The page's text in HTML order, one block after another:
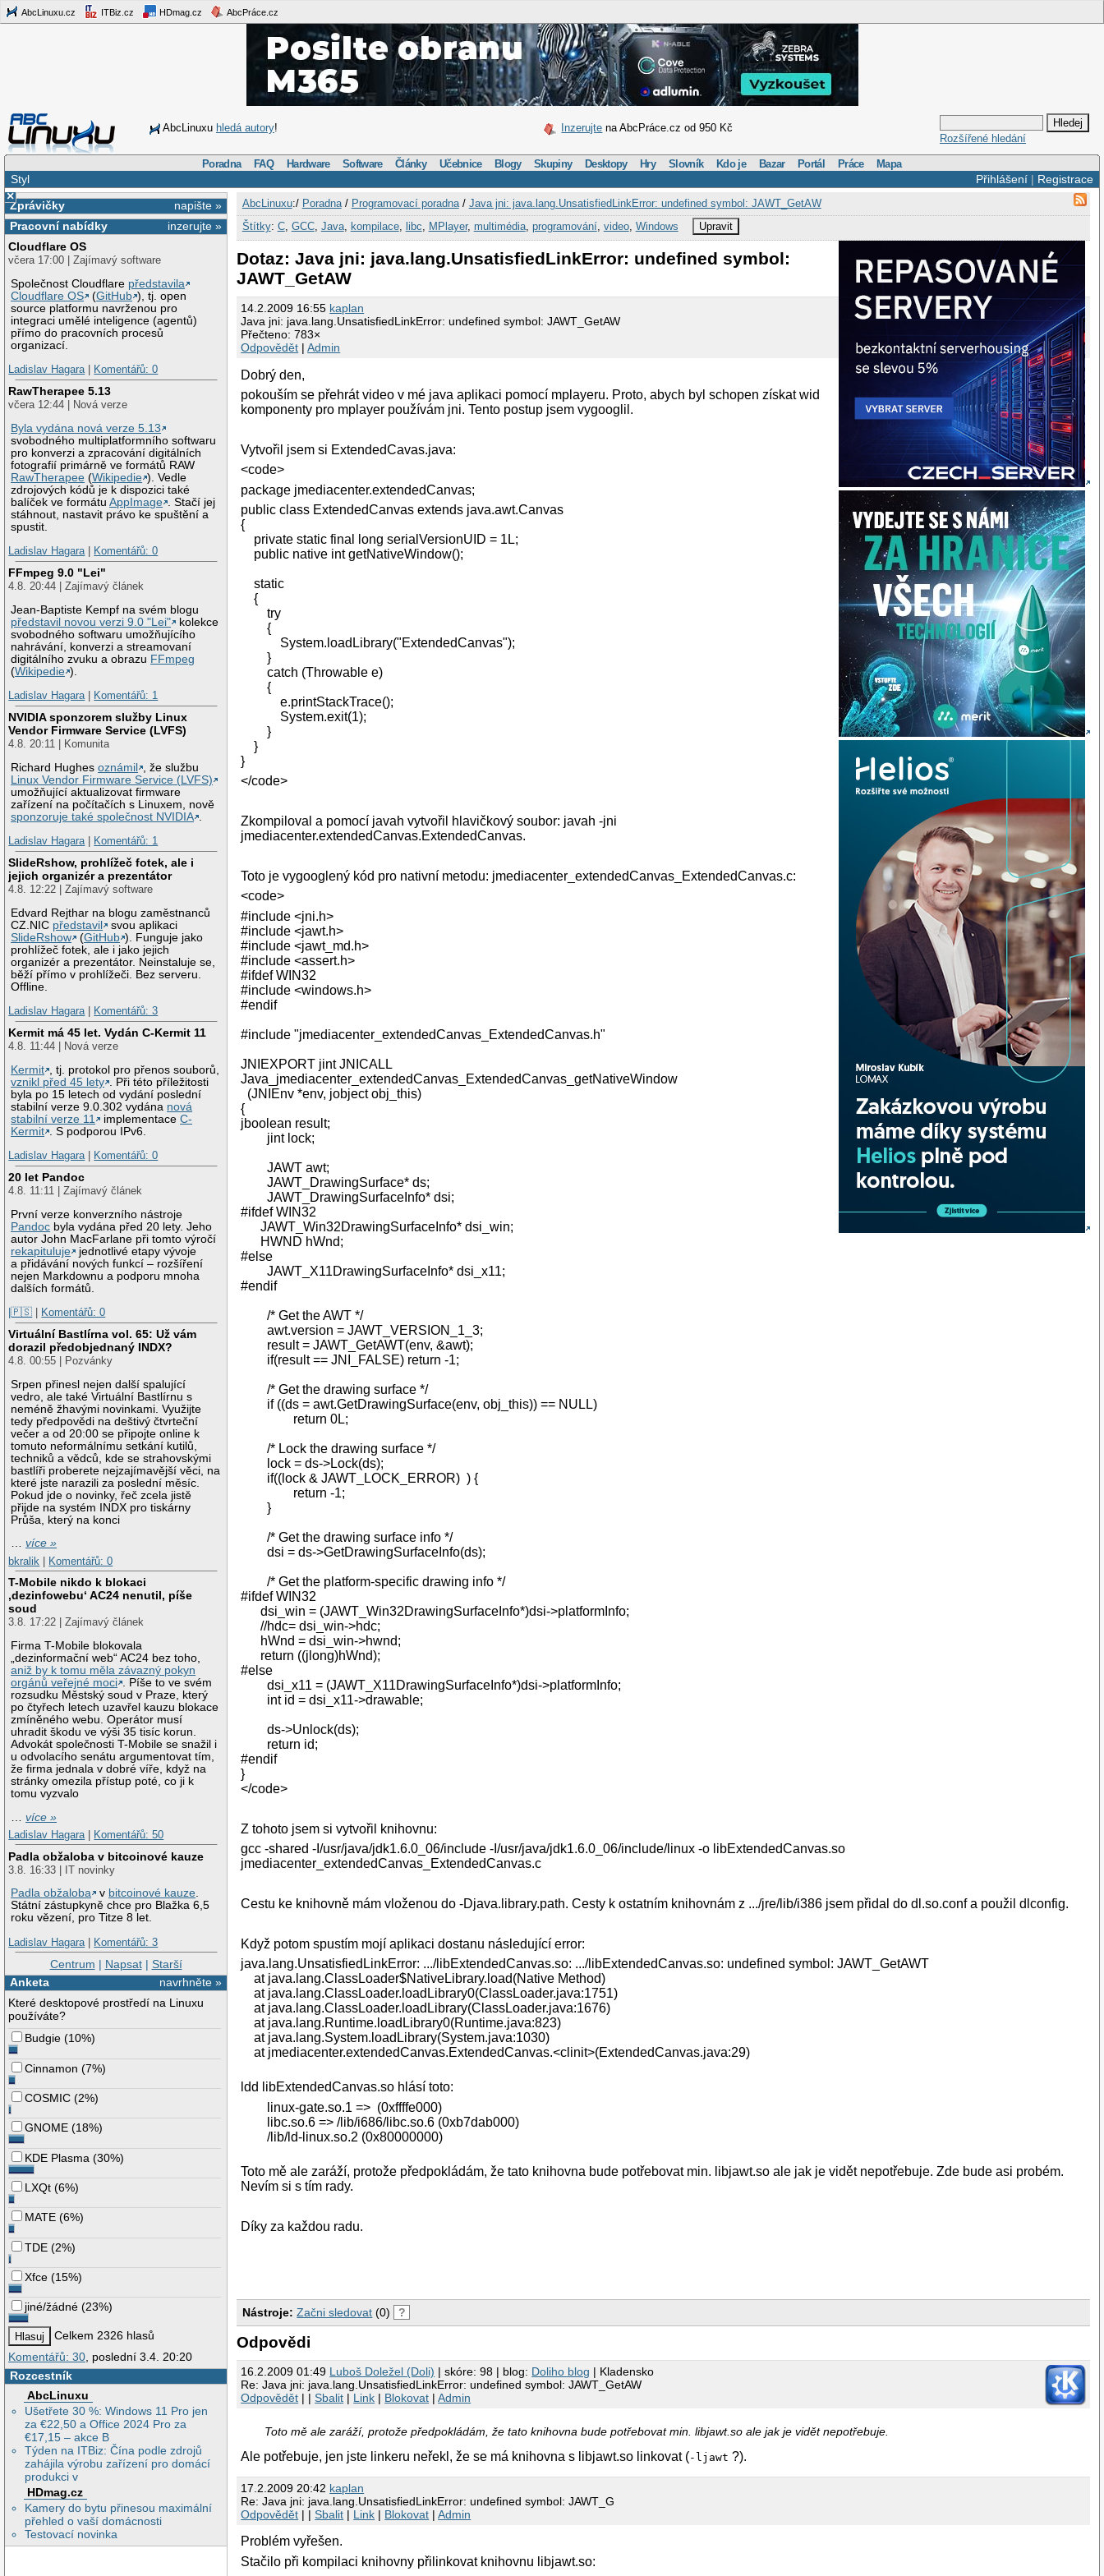
AbcLinuxu.cz ITBiz.cz HDmag.cz AbcPráce.cz
AbcLinuxu hledá autory! Inzerujte na AbcPráce.cz od 950 Kč
Rozšířené hledání
Poradna FAQ Hardware Software Články Učebnice Blogy Skupiny Desktopy Hry Slovník Kdo je Bazar Portál Práce Mapa
Přihlášení| Registrace
Styl
×
napište »
Zprávičky
inzerujte »
Pracovní nabídky
Cloudflare OS
včera 17:00 | Zajímavý software
Společnost Cloudflare představila
Cloudflare OS
(GitHub ), tj. open
source platformu navrženou pro
integraci umělé inteligence (agentů)
přímo do pracovních procesů
organizací.
Ladislav Hagara| Komentářů: 0
RawTherapee 5.13
včera 12:44 | Nová verze
Byla vydána nová verze 5.13
svobodného multiplatformního softwaru
pro konverzi a zpracování digitálních
fotografií primárně ve formátů RAW
RawTherapee (Wikipedie ). Vedle
zdrojových kódů je k dispozici také
balíček ve formátuAppImage
. Stačí jej
stáhnout, nastavit právo ke spuštění a
spustit.
Ladislav Hagara| Komentářů: 0
FFmpeg 9.0 "Lei"
4.8. 20:44 | Zajímavý článek
Jean-Baptiste Kempf na svém blogu
představil novou verzi 9.0 "Lei"
kolekce
svobodného softwaru umožňujícího
nahrávání, konverzi a streamovaní
digitálního zvuku a obrazu FFmpeg
(Wikipedie ).
Ladislav Hagara| Komentářů: 1
NVIDIA sponzorem služby Linux
Vendor Firmware Service (LVFS)
4.8. 20:11 | Komunita
Richard Hughesoznámil
, že službu
Linux Vendor Firmware Service (LVFS)
umožňující aktualizovat firmware
zařízení na počítačích s Linuxem, nově
sponzoruje také společnost NVIDIA
Ladislav Hagara| Komentářů: 1
SlideRshow, prohlížeč fotek, ale i
jejich organizér a prezentátor
4.8. 12:22 | Zajímavý software
Edvard Rejthar na blogu zaměstnanců
CZ.NIC představil
svou aplikaci
SlideRshow
(GitHub ). Funguje jako
prohlížeč fotek, ale i jako jejich
organizér a prezentátor. Neinstaluje se,
běží přímo v prohlížeči. Bez serveru.
Offline.
Ladislav Hagara| Komentářů: 3
Kermit má 45 let. Vydán C-Kermit 11
4.8. 11:44 | Nová verze
Kermit
, tj. protokol pro přenos souborů,
vznikl před 45 lety
. Při této příležitosti
byla po 15 letech od vydání poslední
stabilní verze 9.0.302 vydána nová
stabilní verze 11
implementaceC-
Kermit
. S podporou IPv6.
Ladislav Hagara| Komentářů: 0
20 let Pandoc
4.8. 11:11 | Zajímavý článek
První verze konverzního nástroje
Pandoc byla vydána před 20 lety. Jeho
autor John MacFarlane při tomto výročí
rekapituluje
jednotlivé etapy vývoje
a přidávání nových funkcí – rozšíření
nejen Markdownu a podporu mnoha
dalších formátů.
|🇵🇸
Komentářů: 0
Virtuální Bastlírna vol. 65: Už vám
dorazil předobjednaný INDX?
4.8. 00:55 | Pozvánky
Srpen přinesl nejen další spalující
vedro, ale také Virtuální Bastlírnu s
neméně žhavými novinkami. Využijte
tedy předpovědi na deštivý čtvrteční
večer a od 20:00 se připojte online k
tomuto neformálnímu setkání kutilů,
techniků a vědců, kde se strahovskými
bastlíři proberete nejzajímavější věci, na
které jste narazili za poslední měsíc.
Pokud jde o novinky, řeč zcela jistě
přijde na systém INDX pro tiskárny
Průša, který na konci
…více »
bkralik | Komentářů: 0
T-Mobile nikdo k blokaci
‚dezinfowebu‘ AC24 nenutil, píše
soud
3.8. 17:22 | Zajímavý článek
Firma T-Mobile blokovala
„dezinformační web“ AC24 bez toho,
aniž by k tomu měla závazný pokyn
orgánů veřejné moci
. Píše to ve svém
rozsudku Městský soud v Praze, který
po čtyřech letech uzavřel kauzu blokace
zmíněného webu. Operátor musí
uhradit škodu ve výši 35 tisíc korun.
Advokát společnosti T-Mobile se snažil i
u odvolacího senátu argumentovat tím,
že firma jednala v dobré víře, když na
stránky omezila přístup poté, co ji k
tomu vyzvalo
…více »
Ladislav Hagara| Komentářů: 50
Padla obžaloba v bitcoinové kauze
3.8. 16:33 | IT novinky
Padla obžaloba
v bitcoinové kauze.
Státní zástupkyně chce pro Blažka 6,5
roku vězení, pro Titze 8 let.
Ladislav Hagara| Komentářů: 3
Centrum | Napsat| Starší
navrhněte »
Anketa
Které desktopové prostředí na Linuxu
používáte?
Budgie (10%)
Cinnamon (7%)
COSMIC (2%)
GNOME (18%)
KDE Plasma (30%)
LXQt (6%)
MATE (6%)
TDE (2%)
Xfce (15%)
jiné/žádné (23%)
Celkem 2326 hlasů
Komentářů: 30 , poslední 3.4. 20:20
Rozcestník
AbcLinuxu
Ušetřete 30 %: Windows 11 Pro jen
za €22,50 a Office 2024 Pro za
€17,15 – akce B
Týden na ITBiz: Čína podle zdrojů
zahájila výrobu zařízení pro domácí
produkci v
HDmag.cz
Kamery do bytu přinesou maximální
přehled o vaší domácnosti
Testovací novinka
AbcLinuxu:/ Poradna/ Programovací poradna/ Java jni: java.lang.UnsatisfiedLinkError: undefined symbol: JAWT_GetAW
Štítky: C, GCC, Java, kompilace, libc MPlayer, multimédia, programování, video, Windows Upravit
Dotaz: Java jni: java.lang.UnsatisfiedLinkError: undefined symbol:
JAWT_GetAW
14.2.2009 16:55 kaplan
Java jni: java.lang.UnsatisfiedLinkError: undefined symbol: JAWT_GetAW
Přečteno: 783×
Odpovědět |Admin
Dobrý den,
pokouším se přehrát video v mé java aplikaci pomocí mplayeru. Proto, abych byl schopen získat wid
komponenty pro mplayer používám jni. Tento postup jsem vygooglil.
Vytvořil jsem si ExtendedCavas.java:
<code>
package jmediacenter.extendedCanvas;
public class ExtendedCanvas extends java.awt.Canvas
{
private static final long serialVersionUID = 1L;
public native int getNativeWindow();
static
{
try
{
System.loadLibrary("ExtendedCanvas");
}
catch (Throwable e)
{
e.printStackTrace();
System.exit(1);
}
}
}
</code>
Zkompiloval a pomocí javah vytvořil hlavičkový soubor: javah -jni
jmediacenter.extendedCanvas.ExtendedCanvas.
Toto je vygooglený kód pro nativní metodu: jmediacenter_extendedCanvas_ExtendedCanvas.c:
<code>
#include <jni.h>
#include <jawt.h>
#include <jawt_md.h>
#include <assert.h>
#ifdef WIN32
#include <windows.h>
#endif
#include "jmediacenter_extendedCanvas_ExtendedCanvas.h"
JNIEXPORT jint JNICALL
Java_jmediacenter_extendedCanvas_ExtendedCanvas_getNativeWindow
(JNIEnv *env, jobject obj_this)
{
jboolean result;
jint lock;
JAWT awt;
JAWT_DrawingSurface* ds;
JAWT_DrawingSurfaceInfo* dsi;
#ifdef WIN32
JAWT_Win32DrawingSurfaceInfo* dsi_win;
HWND hWnd;
#else
JAWT_X11DrawingSurfaceInfo* dsi_x11;
#endif
/* Get the AWT */
awt.version = JAWT_VERSION_1_3;
result = JAWT_GetAWT(env, &awt);
if(result == JNI_FALSE) return -1;
/* Get the drawing surface */
if ((ds = awt.GetDrawingSurface(env, obj_this)) == NULL)
return 0L;
/* Lock the drawing surface */
lock = ds->Lock(ds);
if((lock & JAWT_LOCK_ERROR) ) {
return -1;
}
/* Get the drawing surface info */
dsi = ds->GetDrawingSurfaceInfo(ds);
/* Get the platform-specific drawing info */
#ifdef WIN32
dsi_win = (JAWT_Win32DrawingSurfaceInfo*)dsi->platformInfo;
//hdc= dsi_win->hdc;
hWnd = dsi_win->hwnd;
return ((jlong)hWnd);
#else
dsi_x11 = (JAWT_X11DrawingSurfaceInfo*)dsi->platformInfo;
int id = dsi_x11->drawable;
ds->Unlock(ds);
return id;
#endif
}
</code>
Z tohoto jsem si vytvořil knihovnu:
gcc -shared -I/usr/java/jdk1.6.0_06/include -I/usr/java/jdk1.6.0_06/include/linux -o libExtendedCanvas.so
jmediacenter_extendedCanvas_ExtendedCanvas.c
Cestu ke knihovně mám vloženou do -Djava.library.path. Cesty k ostatním knihovnám z .../jre/lib/i386 jsem přidal do dl.so.conf a použil dlconfig.
Když potom spustím mojí aplikaci dostanu následující error:
java.lang.UnsatisfiedLinkError: .../libExtendedCanvas.so: .../libExtendedCanvas.so: undefined symbol: JAWT_GetAWT
at java.lang.ClassLoader$NativeLibrary.load(Native Method)
at java.lang.ClassLoader.loadLibrary0(ClassLoader.java:1751)
at java.lang.ClassLoader.loadLibrary(ClassLoader.java:1676)
at java.lang.Runtime.loadLibrary0(Runtime.java:823)
at java.lang.System.loadLibrary(System.java:1030)
at jmediacenter.extendedCanvas.ExtendedCanvas.<clinit>(ExtendedCanvas.java:29)
ldd libExtendedCanvas.so hlásí toto:
linux-gate.so.1 => (0xffffe000)
libc.so.6 => /lib/i686/libc.so.6 (0xb7dab000)
/lib/ld-linux.so.2 (0x80000000)
Toto mě ale zaráží, protože předpokládám, že tato knihovna bude potřebovat min. libjawt.so ale jak je vidět nepotřebuje. Zde bude asi probém.
Nevím si s tím rady.
Díky za každou radu.
Nástroje: Začni sledovat (0) ?
Odpovědi
16.2.2009 01:49 Luboš Doležel (Doli) | skóre: 98 | blog: Doliho blog | Kladensko
Re: Java jni: java.lang.UnsatisfiedLinkError: undefined symbol: JAWT_GetAW
Odpovědět | |Sbalit | Link | Blokovat |Admin
Toto mě ale zaráží, protože předpokládám, že tato knihovna bude potřebovat min. libjawt.so ale jak je vidět nepotřebuje.
Ale potřebuje, jen jste linkeru neřekl, že se má knihovna s libjawt.so linkovat (-ljawt ?).
17.2.2009 20:42 kaplan
Re: Java jni: java.lang.UnsatisfiedLinkError: undefined symbol: JAWT_G
Odpovědět | |Sbalit | Link | Blokovat |Admin
Problém vyřešen.
Stačilo při kompilaci knihovny přilinkovat knihovnu libjawt.so: